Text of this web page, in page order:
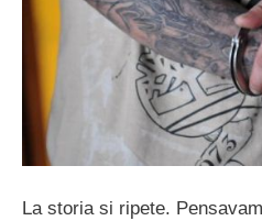
La storia si ripete.